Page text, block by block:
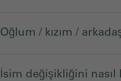
Oğlum / kızım /
İsim değişikliğini